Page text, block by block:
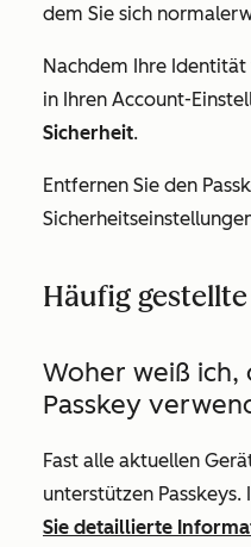
dem Sie sich
Nachdem Ihre
in Ihren Account-
Sicherheit.
Entfernen Sie den
Häufig
Woher weiß ich,
Passkey
Fast alle aktuellen
unterstützen
Sie detaillierte